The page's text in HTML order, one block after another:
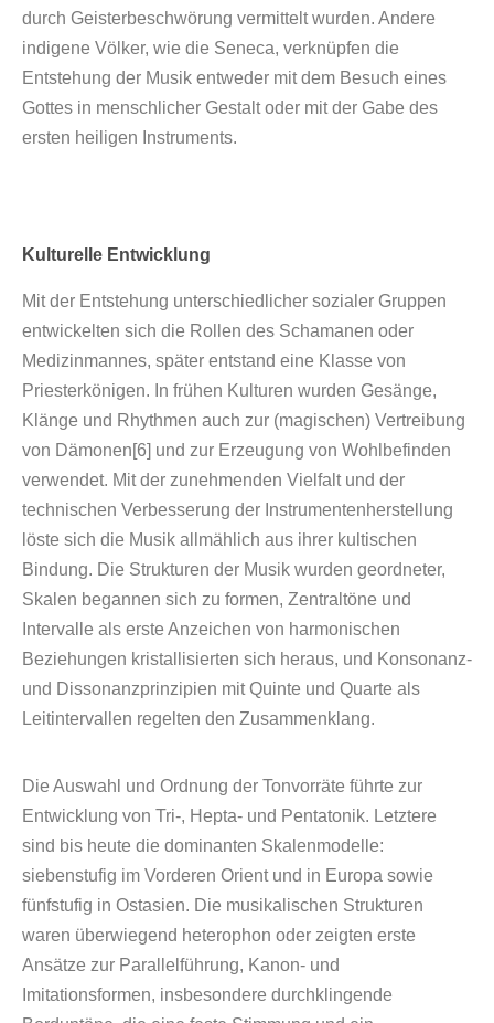
durch Geisterbeschwörung vermittelt wurden. Andere
indigene Völker, wie die Seneca, verknüpfen die
Entstehung der Musik entweder mit dem Besuch eines
Gottes in menschlicher Gestalt oder mit der Gabe des
ersten heiligen Instruments.
Kulturelle Entwicklung
Mit der Entstehung unterschiedlicher sozialer Gruppen
entwickelten sich die Rollen des Schamanen oder
Medizinmannes, später entstand eine Klasse von
Priesterkönigen. In frühen Kulturen wurden Gesänge,
Klänge und Rhythmen auch zur (magischen) Vertreibung
von Dämonen[6] und zur Erzeugung von Wohlbefinden
verwendet. Mit der zunehmenden Vielfalt und der
technischen Verbesserung der Instrumentenherstellung
löste sich die Musik allmählich aus ihrer kultischen
Bindung. Die Strukturen der Musik wurden geordneter,
Skalen begannen sich zu formen, Zentraltöne und
Intervalle als erste Anzeichen von harmonischen
Beziehungen kristallisierten sich heraus, und Konsonanz-
und Dissonanzprinzipien mit Quinte und Quarte als
Leitintervallen regelten den Zusammenklang.
Die Auswahl und Ordnung der Tonvorräte führte zur
Entwicklung von Tri-, Hepta- und Pentatonik. Letztere
sind bis heute die dominanten Skalenmodelle:
siebenstufig im Vorderen Orient und in Europa sowie
fünfstufig in Ostasien. Die musikalischen Strukturen
waren überwiegend heterophon oder zeigten erste
Ansätze zur Parallelführung, Kanon- und
Imitationsformen, insbesondere durchklingende